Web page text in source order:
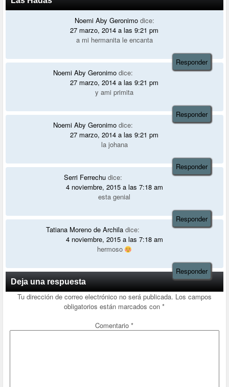
Noemi Aby Geronimo dice:
27 marzo, 2014 a las 9:21 pm
a mi hermanita le encanta
Responder
Noemi Aby Geronimo dice:
27 marzo, 2014 a las 9:21 pm
y ami primita
Responder
Noemi Aby Geronimo dice:
27 marzo, 2014 a las 9:21 pm
la johana
Responder
Serri Ferrechu dice:
4 noviembre, 2015 a las 7:18 am
esta genial
Responder
Tatiana Moreno de Archila dice:
4 noviembre, 2015 a las 7:18 am
hermoso
Responder
Deja una respuesta
Tu dirección de correo electrónico no será publicada. Los campos
obligatorios están marcados con*
Comentario*